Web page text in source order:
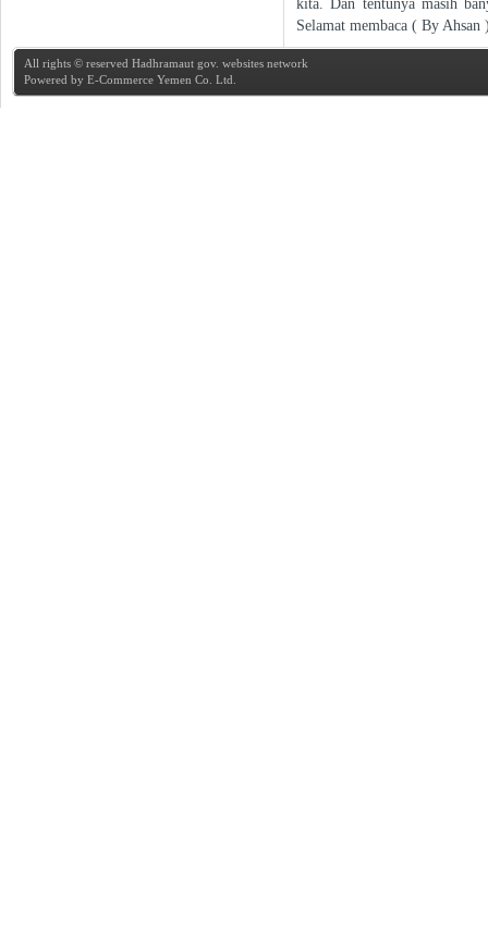
Selamat membaca ( By Ahsan
All rights © reserved Hadhramaut gov. websites network
Powered by E-Commerce Yemen Co. Ltd.